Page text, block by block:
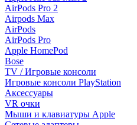
AirPods Pro 2
Airpods Max
AirPods
AirPods Pro
Apple HomePod
Bose
TV / Игровые консоли
Игровые консоли PlayStation
Аксессуары
VR очки
Мыши и клавиатуры Apple